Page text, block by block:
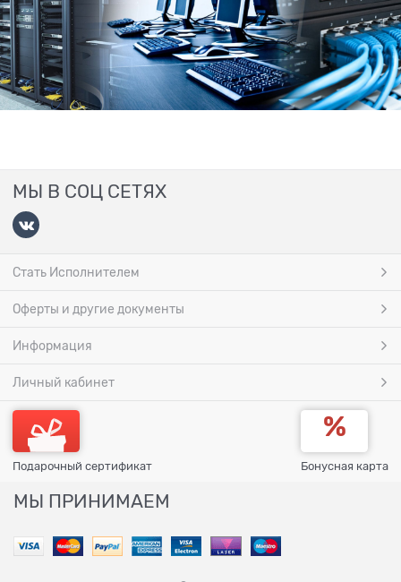
МЫ В СОЦ СЕТЯХ
Стать Исполнителем
Оферты и другие документы
Информация
Личный кабинет
Подарочный сертификат Бонусная карта
МЫ ПРИНИМАЕМ